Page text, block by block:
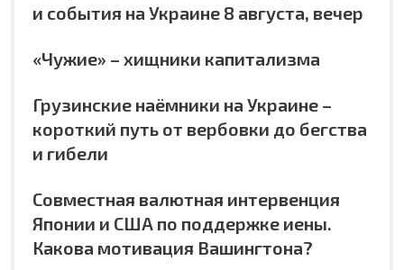
и события на Украине 8 августа, вечер
«Чужие» – хищники капитализма
Грузинские наёмники на Украине –
короткий путь от вербовки до бегства
и гибели
Совместная валютная интервенция
Японии и США по поддержке иены.
Какова мотивация Вашингтона?